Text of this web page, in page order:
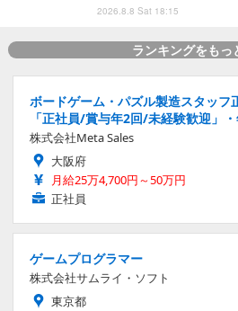
2026.8.8 Sat 18:15
ランキングをもっ
ボードゲーム・パズル製造スタッフ
「正社員/賞与年2回/未経験歓迎」
株式会社Meta Sales
大阪府
月給25万4,700円～50万円
正社員
ゲームプログラマー
株式会社サムライ・ソフト
東京都